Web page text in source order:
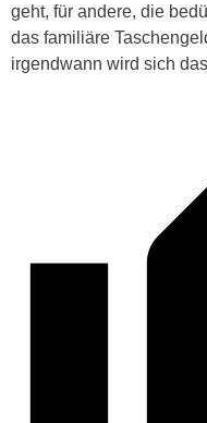
geht, für andere, die
das familiäre
irgendwann wird sich das